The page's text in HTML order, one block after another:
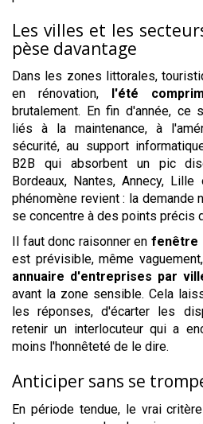
Les villes et les
pèse davantage
Dans les zones littorales,
en rénovation,
l'été
brutalement. En fin d'année, ce
liés à la maintenance, à
sécurité, au support
B2B qui absorbent un pic
Bordeaux, Nantes, Annecy,
phénomène revient : la demande
se concentre à des points précis
Il faut donc raisonner en fenêtre
est prévisible, même
annuaire d'entreprises par
avant la zone sensible. Cela
les réponses, d'écarter les
retenir un interlocuteur qui a
moins l'honnêteté de le dire.
Anticiper sans se
En période tendue, le vrai